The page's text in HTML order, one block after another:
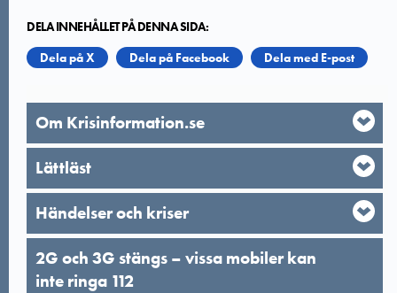
DELA INNEHÅLLET PÅ DENNA SIDA:
Dela på X
Dela på Facebook Dela med E-post
Om Krisinformation.se
Lättläst
Händelser och kriser
2G och 3G stängs – vissa mobiler kan
inte ringa 112